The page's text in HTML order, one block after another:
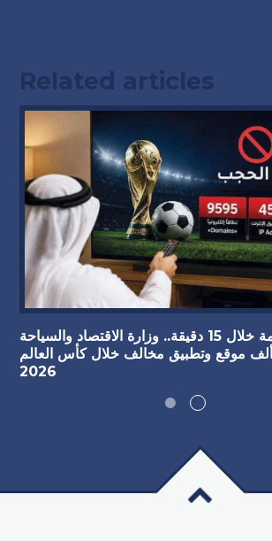
Related articles
استجابة حاسمة خلال 15 دقيقة.. وزارة الاقتصاد والسياحة
تحجب 14.1 ألف موقع وتطبيق مخالف خلال كأس العالم
2026